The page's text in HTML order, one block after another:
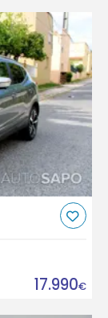
17.990€